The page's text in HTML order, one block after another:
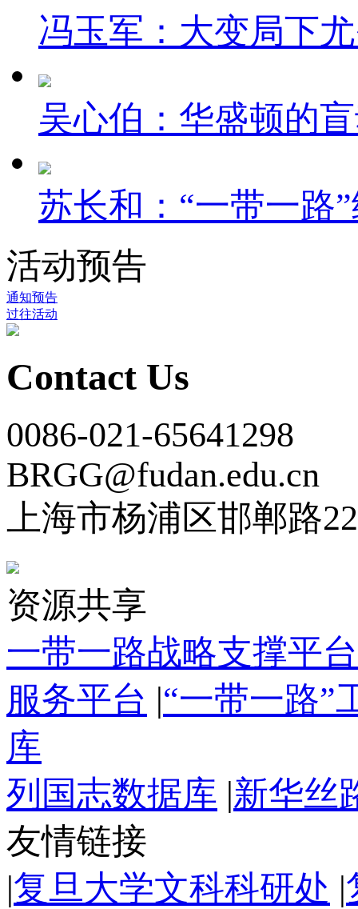
冯玉军：大变局下
吴心伯：华盛顿的
苏长和：“一带一路
活动预告
通知预告
过往活动
Contact Us
0086-021-65641298
BRGG@fudan.edu.cn
上海市杨浦区邯郸路
资源共享
一带一路战略支撑平台
服务平台 |“一带一路”
库
列国志数据库 |新华丝
友情链接
|复旦大学文科科研处 |